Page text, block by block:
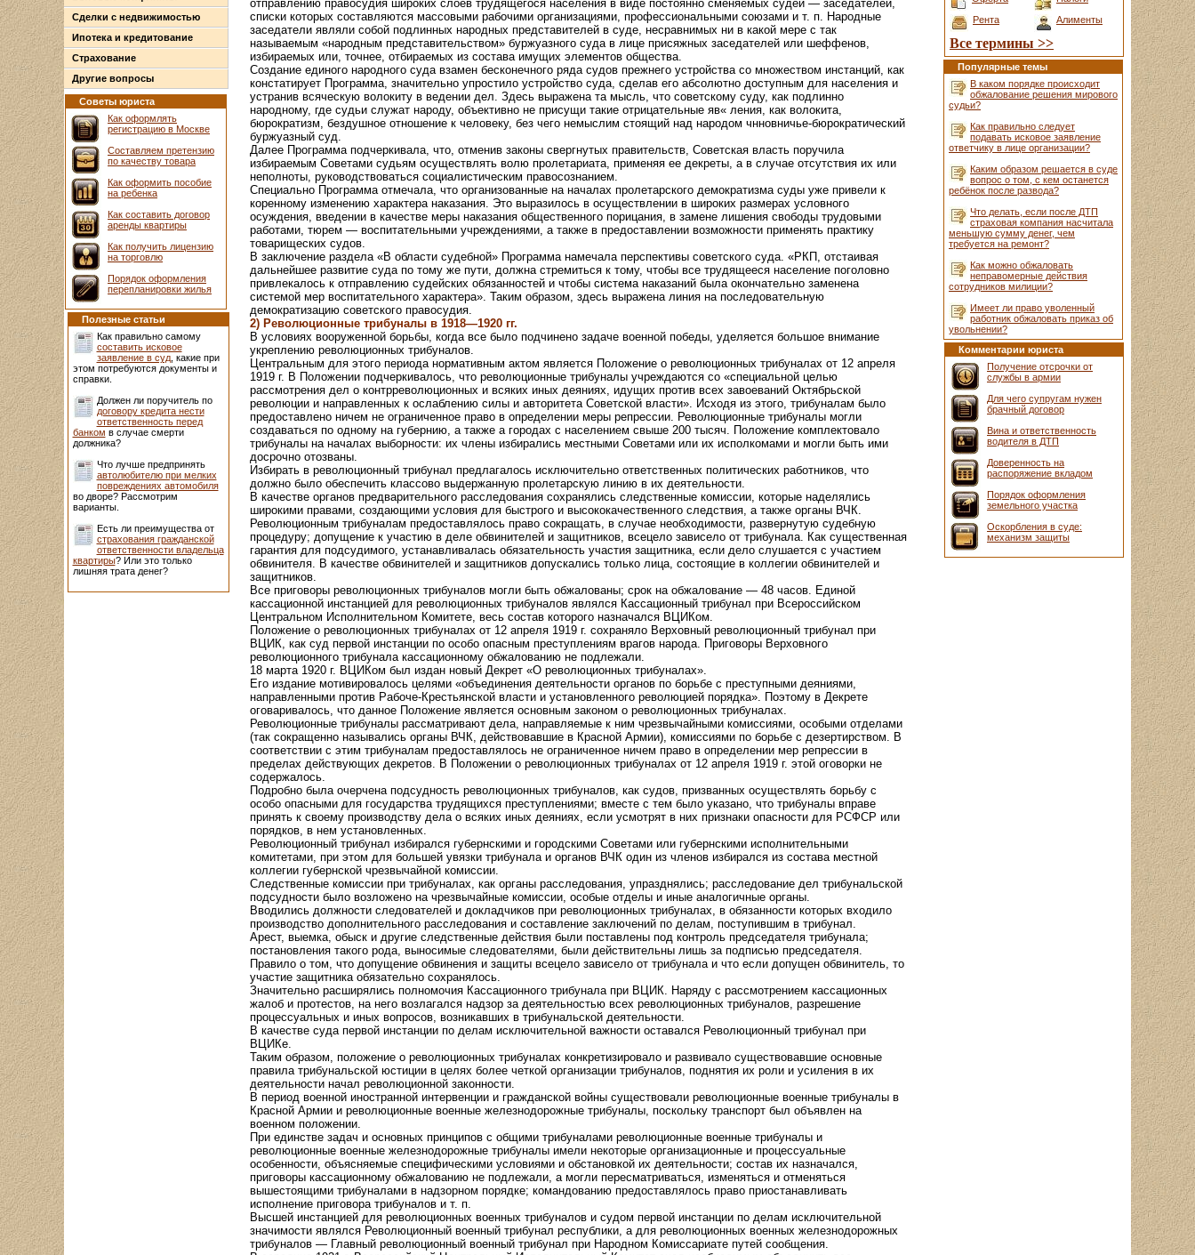
Сделки с недвижимостью
Ипотека и кредитование
Страхование
Другие вопросы
Советы юриста
Как оформлять
регистрацию в Москве
Составляем претензию
по качеству товара
Как оформить пособие
на ребенка
Как составить договор
аренды квартиры
Как получить лицензию
на торговлю
Порядок оформления
перепланировки жилья
Полезные статьи
Как правильно самому
составить исковое
заявление в суд, какие при
этом потребуются документы и
справки.
Должен ли поручитель по
договору кредита нести
ответственность перед
банком в случае смерти
должника?
Что лучше предпринять
автолюбителю при мелких
повреждениях автомобиля
во дворе? Рассмотрим
варианты.
Есть ли преимущества от
страхования гражданской
ответственности владельца
квартиры? Или это только
лишняя трата денег?
отправлению правосудия широких слоев трудящегося населения в виде постоянно сменяемых судей — заседателей,
списки которых составляются массовыми рабочими организациями, профессиональными союзами и т. п. Народные
заседатели являли собой подлинных народных представителей в суде, несравнимых ни в какой мере с так
называемым «народным представительством» буржуазного суда в лице присяжных заседателей или шеффенов,
избираемых или, точнее, отбираемых из состава имущих элементов общества.
Создание единого народного суда взамен бесконечного ряда судов прежнего устройства со множеством инстанций, как
констатирует Программа, значительно упростило устройство суда, сделав его абсолютно доступным для населения и
устранив всяческую волокиту в ведении дел. Здесь выражена та мысль, что советскому суду, как подлинно
народному, где судьи служат народу, объективно не присущи такие отрицательные яв« ления, как волокита,
бюрократизм, бездушное отношение к человеку, без чего немыслим стоящий над народом чнновничье-бюрократический
буржуазный суд.
Далее Программа подчеркивала, что, отменив законы свергнутых правительств, Советская власть поручила
избираемым Советами судьям осуществлять волю пролетариата, применяя ее декреты, а в случае отсутствия их или
неполноты, руководствоваться социалистическим правосознанием.
Специально Программа отмечала, что организованные на началах пролетарского демократизма суды уже привели к
коренному изменению характера наказания. Это выразилось в осуществлении в широких размерах условного
осуждения, введении в качестве меры наказания общественного порицания, в замене лишения свободы трудовыми
работами, тюрем — воспитательными учреждениями, а также в предоставлении возможности применять практику
товарищеских судов.
В заключение раздела «В области судебной» Программа намечала перспективы советского суда. «РКП, отстаивая
дальнейшее развитие суда по тому же пути, должна стремиться к тому, чтобы все трудящееся население поголовно
привлекалось к отправлению судейских обязанностей и чтобы система наказаний была окончательно заменена
системой мер воспитательного характера». Таким образом, здесь выражена линия на последовательную
демократизацию советского правосудия.
2) Революционные трибуналы в 1918—1920 гг.
В условиях вооруженной борьбы, когда все было подчинено задаче военной победы, уделяется большое внимание
укреплению революционных трибуналов.
Центральным для этого периода нормативным актом является Положение о революционных трибуналах от 12 апреля
1919 г. В Положении подчеркивалось, что революционные трибуналы учреждаются со «специальной целью
рассмотрения дел о контрреволюционных и всяких иных деяниях, идущих против всех завоеваний Октябрьской
революции и направленных к ослаблению силы и авторитета Советской власти». Исходя из этого, трибуналам было
предоставлено ничем не ограниченное право в определении меры репрессии. Революционные трибуналы могли
создаваться по одному на губернию, а также а городах с населением свыше 200 тысяч. Положение комплектовало
трибуналы на началах выборности: их члены избирались местными Советами или их исполкомами и могли быть ими
досрочно отозваны.
Избирать в революционный трибунал предлагалось исключительно ответственных политических работников, что
должно было обеспечить классово выдержанную пролетарскую линию в их деятельности.
В качестве органов предварительного расследования сохранялись следственные комиссии, которые наделялись
широкими правами, создающими условия для быстрого и высококачественного следствия, а также органы ВЧК.
Революционным трибуналам предоставлялось право сокращать, в случае необходимости, развернутую судебную
процедуру; допущение к участию в деле обвинителей и защитников, всецело зависело от трибунала. Как существенная
гарантия для подсудимого, устанавливалась обязательность участия защитника, если дело слушается с участием
обвинителя. В качестве обвинителей и защитников допускались только лица, состоящие в коллегии обвинителей и
защитников.
Все приговоры революционных трибуналов могли быть обжалованы; срок на обжалование — 48 часов. Единой
кассационной инстанцией для революционных трибуналов являлся Кассационный трибунал при Всероссийском
Центральном Исполнительном Комитете, весь состав которого назначался ВЦИКом.
Положение о революционных трибуналах от 12 апреля 1919 г. сохраняло Верховный революционный трибунал при
ВЦИК, как суд первой инстанции по особо опасным преступлениям врагов народа. Приговоры Верховного
революционного трибунала кассационному обжалованию не подлежали.
18 марта 1920 г. ВЦИКом был издан новый Декрет «О революционных трибуналах».
Его издание мотивировалось целями «объединения деятельности органов по борьбе с преступными деяниями,
направленными против Рабоче-Крестьянской власти и установленного революцией порядка». Поэтому в Декрете
оговаривалось, что данное Положение является основным законом о революционных трибуналах.
Революционные трибуналы рассматривают дела, направляемые к ним чрезвычайными комиссиями, особыми отделами
(так сокращенно назывались органы ВЧК, действовавшие в Красной Армии), комиссиями по борьбе с дезертирством. В
соответствии с этим трибуналам предоставлялось не ограниченное ничем право в определении мер репрессии в
пределах действующих декретов. В Положении о революционных трибуналах от 12 апреля 1919 г. этой оговорки не
содержалось.
Подробно была очерчена подсудность революционных трибуналов, как судов, призванных осуществлять борьбу с
особо опасными для государства трудящихся преступлениями; вместе с тем было указано, что трибуналы вправе
принять к своему производству дела о всяких иных деяниях, если усмотрят в них признаки опасности для РСФСР или
порядков, в нем установленных.
Революционный трибунал избирался губернскими и городскими Советами или губернскими исполнительными
комитетами, при этом для большей увязки трибунала и органов ВЧК один из членов избирался из состава местной
коллегии губернской чрезвычайной комиссии.
Следственные комиссии при трибуналах, как органы расследования, упразднялись; расследование дел трибунальской
подсудности было возложено на чрезвычайные комиссии, особые отделы и иные аналогичные органы.
Вводились должности следователей и докладчиков при революционных трибуналах, в обязанности которых входило
производство дополнительного расследования и составление заключений по делам, поступившим в трибунал.
Арест, выемка, обыск и другие следственные действия были поставлены под контроль председателя трибунала;
постановления такого рода, выносимые следователями, были действительны лишь за подписью председателя.
Правило о том, что допущение обвинения и защиты всецело зависело от трибунала и что если допущен обвинитель, то
участие защитника обязательно сохранялось.
Значительно расширялись полномочия Кассационного трибунала при ВЦИК. Наряду с рассмотрением кассационных
жалоб и протестов, на него возлагался надзор за деятельностью всех революционных трибуналов, разрешение
процессуальных и иных вопросов, возникавших в трибунальской деятельности.
В качестве суда первой инстанции по делам исключительной важности оставался Революционный трибунал при
ВЦИКе.
Таким образом, положение о революционных трибуналах конкретизировало и развивало существовавшие основные
правила трибунальской юстиции в целях более четкой организации трибуналов, поднятия их роли и усиления в их
деятельности начал революционной законности.
В период военной иностранной интервенции и гражданской войны существовали революционные военные трибуналы в
Красной Армии и революционные военные железнодорожные трибуналы, поскольку транспорт был объявлен на
военном положении.
При единстве задач и основных принципов с общими трибуналами революционные военные трибуналы и
революционные военные железнодорожные трибуналы имели некоторые организационные и процессуальные
особенности, объясняемые специфическими условиями и обстановкой их деятельности; состав их назначался,
приговоры кассационному обжалованию не подлежали, а могли пересматриваться, изменяться и отменяться
вышестоящими трибуналами в надзорном порядке; командованию предоставлялось право приостанавливать
исполнение приговора трибуналов и т. п.
Высшей инстанцией для революционных военных трибуналов и судом первой инстанции по делам исключительной
значимости являлся Революционный военный трибунал республики, а для революционных военных железнодорожных
трибуналов — Главный революционный военный трибунал при Народном Комиссариате путей сообщения.
Рента
Алименты
Все термины >>
Популярные темы
В каком порядке происходит
обжалование решения мирового
судьи?
Как правильно следует
подавать исковое заявление
ответчику в лице организации?
Каким образом решается в суде
вопрос о том, с кем останется
ребёнок после развода?
Что делать, если после ДТП
страховая компания насчитала
меньшую сумму денег, чем
требуется на ремонт?
Как можно обжаловать
неправомерные действия
сотрудников милиции?
Имеет ли право уволенный
работник обжаловать приказ об
увольнении?
Комментарии юриста
Получение отсрочки от
службы в армии
Для чего супругам нужен
брачный договор
Вина и ответственность
водителя в ДТП
Доверенность на
распоряжение вкладом
Порядок оформления
земельного участка
Оскорбления в суде:
механизм защиты